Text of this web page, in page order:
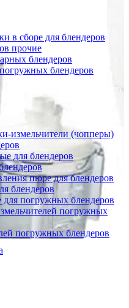
в сборе для блендеров
прочие
блендеров
блендеров
измельчители (чопперы)
для блендеров
пюре для блендеров
блендеров
для погружных блендеров
погружных
погружных блендеров